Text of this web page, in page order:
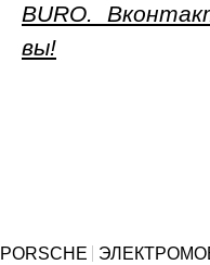
BURO.
вы!
PORSCHE